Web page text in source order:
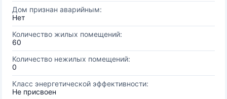
Дом признан аварийным:
Нет
Количество жилых помещений:
60
Количество нежилых помещений:
0
Класс энергетической эффективности:
Не присвоен